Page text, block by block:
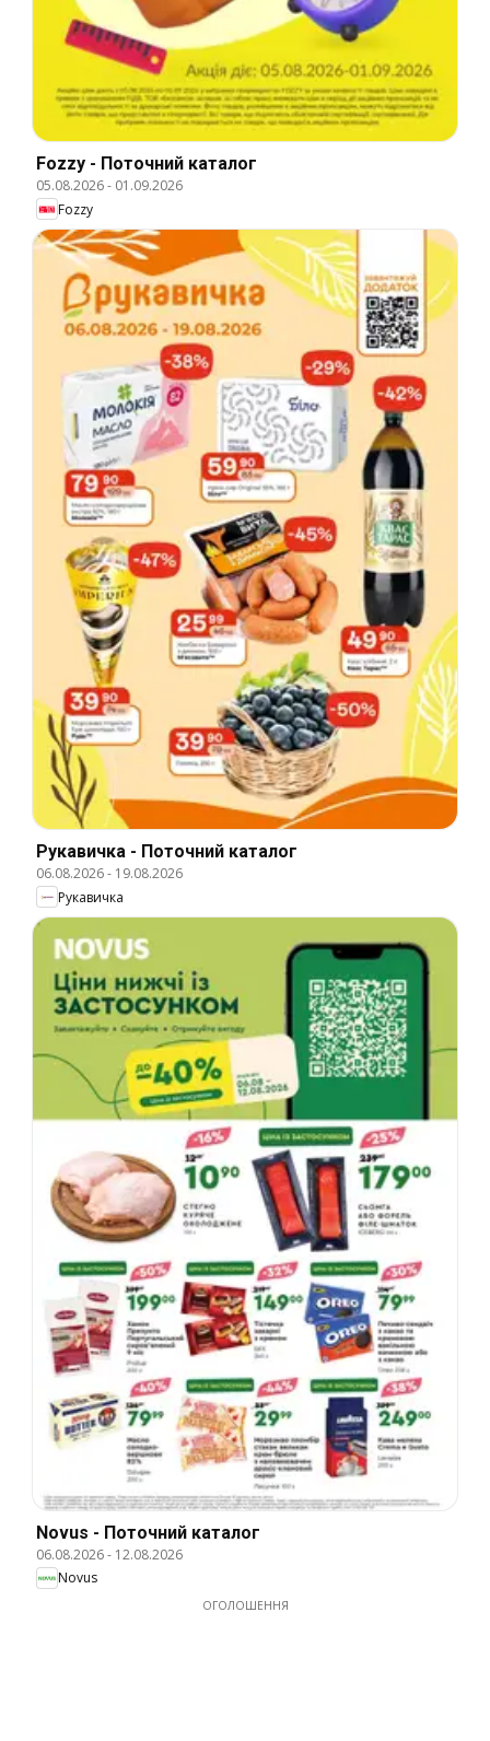
Fozzy - Поточний каталог
05.08.2026- 01.09.2026
Fozzy
Рукавичка - Поточний каталог
06.08.2026- 19.08.2026
Рукавичка
Novus - Поточний каталог
06.08.2026- 12.08.2026
Novus
ОГОЛОШЕННЯ